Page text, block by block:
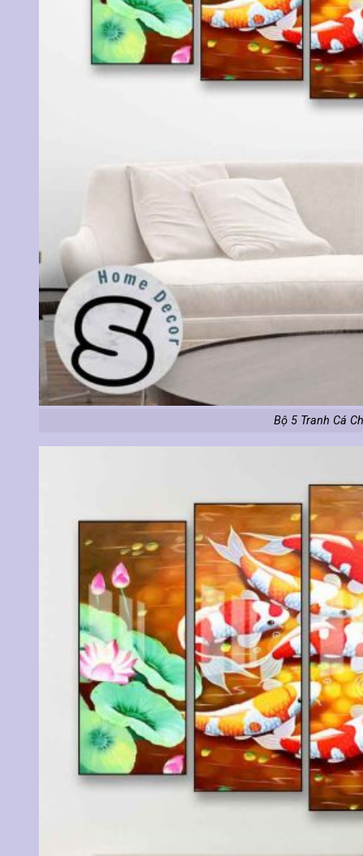
Bộ 5 Tranh Cá